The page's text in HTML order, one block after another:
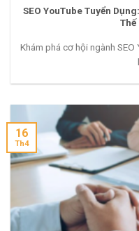
SEO YouTube Tuyển
Thế
Khám phá cơ hội ngành
16
Th4